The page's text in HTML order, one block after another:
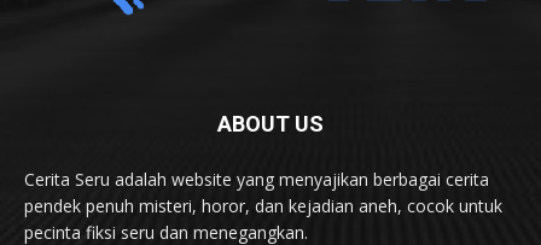
ABOUT US
Cerita Seru adalah website yang menyajikan berbagai cerita
pendek penuh misteri, horor, dan kejadian aneh, cocok untuk
pecinta fiksi seru dan menegangkan.